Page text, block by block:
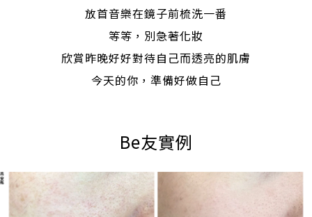
放首音樂在鏡子前梳洗一番
等等，別急著化妝
欣賞昨晚好好對待自己而透亮的肌膚
今天的你，準備好做自己
Be友實例